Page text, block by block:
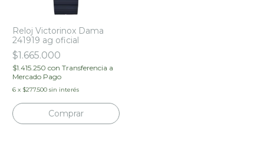
Reloj Victorinox Dama
241919 ag oficial
$1.665.000
$1.415.250 con Transferencia a
Mercado Pago
6 x $277.500 sin interés